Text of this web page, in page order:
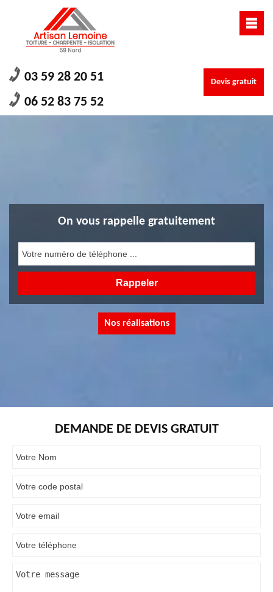
03 59 28 20 51
06 52 83 75 52
Devis gratuit
On vous rappelle gratuitement
Nos réalisations
DEMANDE DE DEVIS GRATUIT